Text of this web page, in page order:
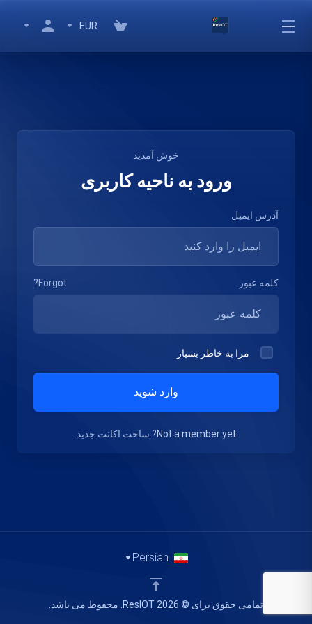
EUR
خوش آمدید
ورود به ناحیه کاربری
آدرس ایمیل
کلمه عبور Forgot?
مرا به خاطر بسپار
وارد شوید
Not a member yet? ساخت اکانت جدید
تمامی حقوق برای © 2026 ResIOT. محفوط می باشد.
Persian